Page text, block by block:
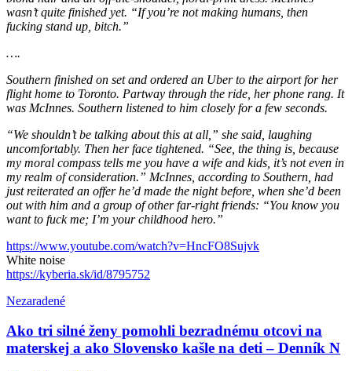
wasn’t quite finished yet. “If you’re not making humans, then
fucking stand up, bitch.”
….
Southern finished on set and ordered an Uber to the airport for her
flight home to Toronto. Partway through the ride, her phone rang. It
was McInnes. Southern listened to him closely for a few seconds.
“We shouldn’t be talking about this at all,” she said, laughing
uncomfortably. Then her face tightened. “See, the thing is, because
my moral compass tells me you have a wife and kids, it’s not even in
my realm of consideration.” McInnes, according to Southern, had
just reiterated an offer he’d made the night before, when she’d been
out with him and a group of other far-right friends: “You know you
want to fuck me; I’m your childhood hero.”
https://www.youtube.com/watch?v=HncFO8Sujvk
White noise
https://kyberia.sk/id/8795752
Nezaradené
Ako tri silné ženy pomohli bezradnému otcovi na
materskej a ako Slovensko kašle na deti – Denník N